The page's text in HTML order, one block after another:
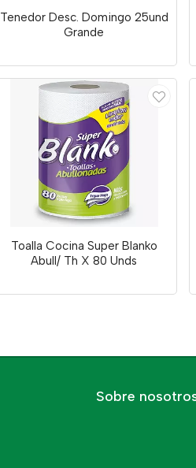
Tenedor Desc. Domingo 25und
Grande
Toalla Cocina Super Blanko
Abull/ Th X 80 Unds
Sobre